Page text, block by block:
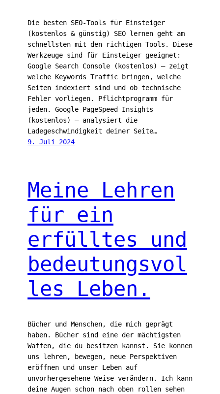
Die besten SEO-Tools für Einsteiger
(kostenlos & günstig) SEO lernen geht am
schnellsten mit den richtigen Tools. Diese
Werkzeuge sind für Einsteiger geeignet:
Google Search Console (kostenlos) — zeigt
welche Keywords Traffic bringen, welche
Seiten indexiert sind und ob technische
Fehler vorliegen. Pflichtprogramm für
jeden. Google PageSpeed Insights
(kostenlos) — analysiert die
Ladegeschwindigkeit deiner Seite…
9. Juli 2024
Meine Lehren
für ein
erfülltes und
bedeutungsvol
les Leben.
Bücher und Menschen, die mich geprägt
haben. Bücher sind eine der mächtigsten
Waffen, die du besitzen kannst. Sie können
uns lehren, bewegen, neue Perspektiven
eröffnen und unser Leben auf
unvorhergesehene Weise verändern. Ich kann
deine Augen schon nach oben rollen sehen